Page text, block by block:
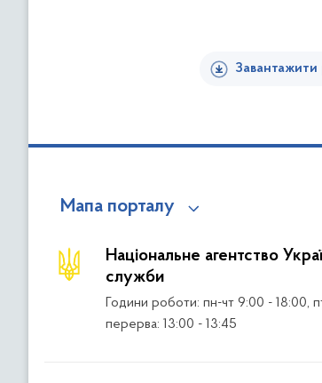
Завантажити
Мапа порталу
Національне агентство
служби
Години роботи: пн-чт 9:00 - 18:00,
перерва: 13:00 - 13:45